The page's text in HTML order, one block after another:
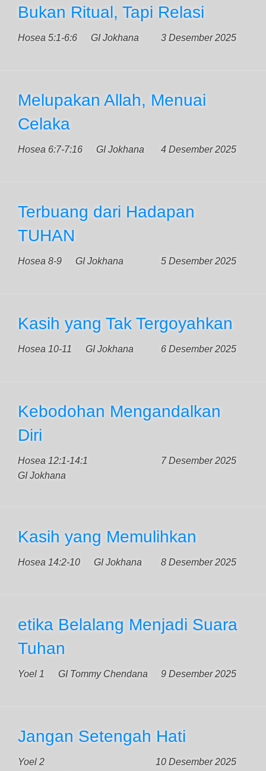
Bukan Ritual, Tapi Relasi
Hosea 5:1-6:6 3 Desember 2025
GI Jokhana
Melupakan Allah, Menuai
Celaka
Hosea 6:7-7:16 4 Desember 2025
GI Jokhana
Terbuang dari Hadapan
TUHAN
Hosea 8-9 5 Desember 2025
GI Jokhana
Kasih yang Tak Tergoyahkan
Hosea 10-11 6 Desember 2025
GI Jokhana
Kebodohan Mengandalkan
Diri
Hosea 12:1-14:1
7 Desember 2025
GI Jokhana
Kasih yang Memulihkan
Hosea 14:2-10 8 Desember 2025
GI Jokhana
etika Belalang Menjadi Suara
Tuhan
Yoel 1 9 Desember 2025
GI Tommy Chendana
Jangan Setengah Hati
Yoel 2
10 Desember 2025